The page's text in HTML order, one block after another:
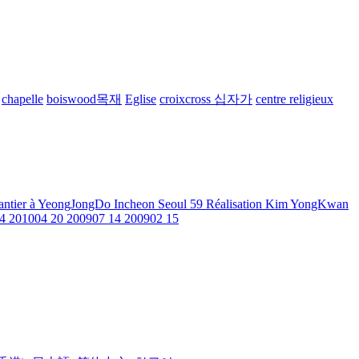
chapelle boiswood목재 Eglise croixcross 십자가 centre religieux
à YeongJongDo Incheon Seoul 59 Réalisation Kim YongKwan
201004 20 200907 14 200902 15